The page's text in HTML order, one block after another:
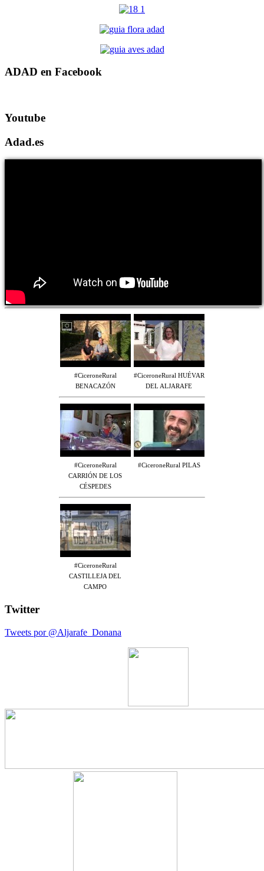
ADAD en Facebook
Youtube
Adad.es
#CiceroneRural
BENACAZÓN
#CiceroneRural HUÉVAR
DEL ALJARAFE
#CiceroneRural
CARRIÓN DE LOS
CÉSPEDES
#CiceroneRural PILAS
#CiceroneRural
CASTILLEJA DEL
CAMPO
Twitter
Tweets por @Aljarafe_Donana